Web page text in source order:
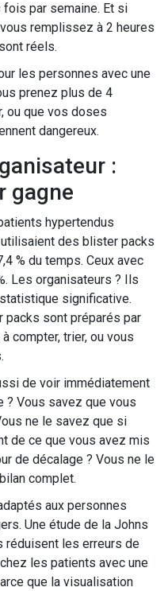
par semaine. Et si
remplissez à 2 heures
réels.
les personnes avec une
prenez plus de 4
ou que vos doses
dangereux.
:
gagne
hypertendus
des blister packs
% du temps. Ceux avec
Les organisateurs ? Ils
statistique significative.
packs sont préparés par
compter, trier, ou vous
de voir immédiatement
? Vous savez que vous
ne le savez que si
de ce que vous avez mis
de décalage ? Vous ne le
complet.
aux personnes
Une étude de la Johns
réduisent les erreurs de
les patients avec une
que la visualisation